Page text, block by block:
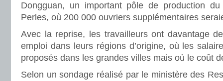
Dongguan, un important pôle de production
Perles, où 200 000 ouvriers supplémentaires
Avec la reprise, les travailleurs ont davantage
emploi dans leurs régions d’origine, où les
proposés dans les grandes villes mais où le coût
Selon un sondage réalisé par le ministère des